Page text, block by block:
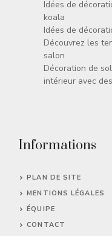
Idées de
koala
Idées de
Découvrez les
salon
Décoration de
intérieur avec
Informations
PLAN DE SITE
MENTIONS LÉGALES
ÉQUIPE
CONTACT